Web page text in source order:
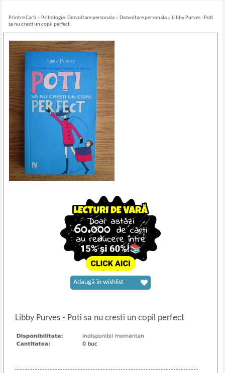
Printre Carti » Psihologie. Dezvoltare personala » Dezvoltare personala » Libby Purves - Poti
sa nu cresti un copil perfect
Libby Purves- Poti sa nu cresti un copil perfect
Adaugă în wishlist